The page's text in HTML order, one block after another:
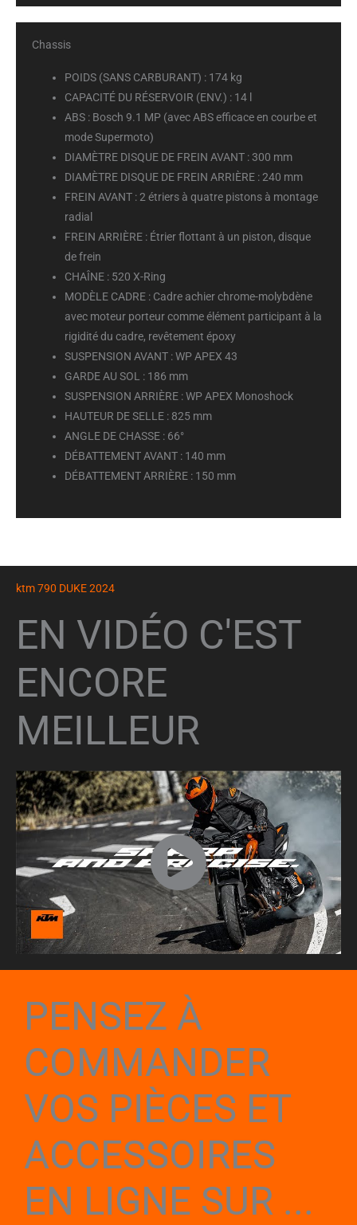
Chassis
POIDS (SANS CARBURANT) : 174 kg
CAPACITÉ DU RÉSERVOIR (ENV.) : 14 l
ABS : Bosch 9.1 MP (avec ABS efficace en courbe et
mode Supermoto)
DIAMÈTRE DISQUE DE FREIN AVANT :300 mm
DIAMÈTRE DISQUE DE FREIN ARRIÈRE :240 mm
FREIN AVANT :2 étriers à quatre pistons à montage
radial
FREIN ARRIÈRE : Étrier flottant à un piston, disque
de frein
CHAÎNE : 520 X-Ring
MODÈLE CADRE : Cadre achier chrome-molybdène
avec moteur porteur comme élément participant à la
rigidité du cadre, revêtement époxy
SUSPENSION AVANT :WP APEX 43
GARDE AU SOL : 186 mm
SUSPENSION ARRIÈRE :WP APEX Monoshock
HAUTEUR DE SELLE : 825 mm
ANGLE DE CHASSE : 66°
DÉBATTEMENT AVANT : 140 mm
DÉBATTEMENT ARRIÈRE : 150 mm
ktm 790 DUKE 2024
EN VIDÉO C'EST
ENCORE
MEILLEUR
PENSEZ À
COMMANDER
VOS PIÈCES ET
ACCESSOIRES
EN LIGNE SUR ...